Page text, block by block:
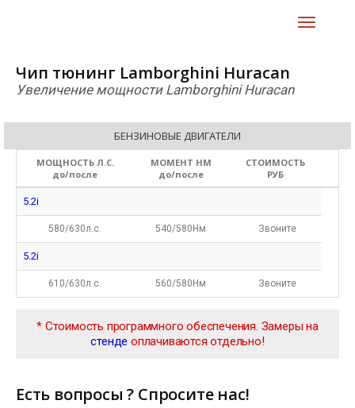
Чип тюнинг Lamborghini Huracan
Увеличение мощности Lamborghini Huracan
БЕНЗИНОВЫЕ ДВИГАТЕЛИ
МОЩНОСТЬ Л.С.
до/после
МОМЕНТ НМ
до/после
СТОИМОСТЬ
РУБ
5.2i
580/630л.с. 540/580Нм Звоните
5.2i
610/630л.с. 560/580Нм Звоните
* Стоимость программного обеспечения. Замеры на
стенде оплачиваются отдельно!
Есть вопросы ? Спросите нас!